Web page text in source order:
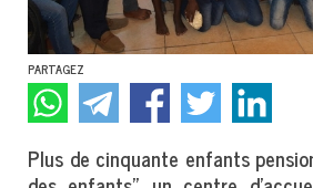
PARTAGEZ
Plus de cinquante enfants